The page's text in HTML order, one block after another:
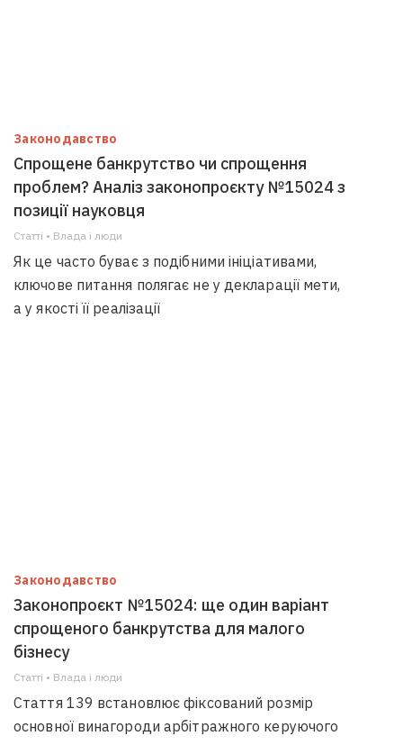
Законодавство
Спрощене банкрутство чи спрощення
проблем? Аналіз законопроєкту №15024 з
позиції науковця
Статті • Влада i люди
Як це часто буває з подібними ініціативами,
ключове питання полягає не у декларації мети,
а у якості її реалізації
Законодавство
Законопроєкт №15024: ще один варіант
спрощеного банкрутства для малого
бізнесу
Статті • Влада i люди
Стаття 139 встановлює фіксований розмір
основної винагороди арбітражного керуючого